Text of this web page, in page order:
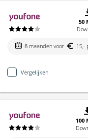
50
8 maanden voor 15,-
Vergelijken
100